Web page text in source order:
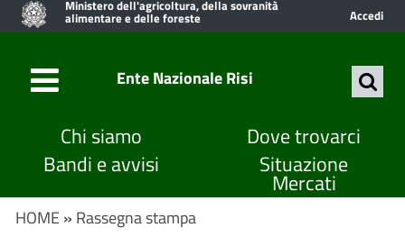
Ministero dell'agricoltura, della sovranità
alimentare e delle foreste Accedi
Ente Nazionale Risi
Chi siamo
Dove trovarci
Bandi e avvisi
Situazione
Mercati
HOME » Rassegna stampa